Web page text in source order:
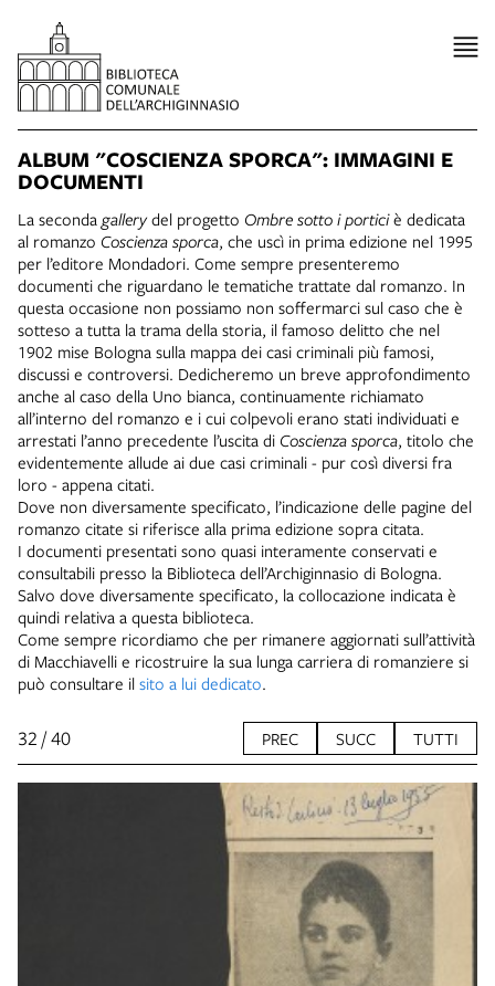
ALBUM "COSCIENZA SPORCA": IMMAGINI E
DOCUMENTI
La seconda gallerydel progetto Ombre sotto i porticiè dedicata
al romanzo Coscienza sporca, che uscì in prima edizione nel 1995
per l’editore Mondadori. Come sempre presenteremo
documenti che riguardano le tematiche trattate dal romanzo. In
questa occasione non possiamo non soffermarci sul caso che è
sotteso a tutta la trama della storia, il famoso delitto che nel
1902 mise Bologna sulla mappa dei casi criminali più famosi,
discussi e controversi. Dedicheremo un breve approfondimento
anche al caso della Uno bianca, continuamente richiamato
all’interno del romanzo e i cui colpevoli erano stati individuati e
arrestati l’anno precedente l’uscita di Coscienza sporca, titolo che
evidentemente allude ai due casi criminali - pur così diversi fra
loro - appena citati.
Dove non diversamente specificato, l’indicazione delle pagine del
romanzo citate si riferisce alla prima edizione sopra citata.
I documenti presentati sono quasi interamente conservati e
consultabili presso la Biblioteca dell’Archiginnasio di Bologna.
Salvo dove diversamente specificato, la collocazione indicata è
quindi relativa a questa biblioteca.
Come sempre ricordiamo che per rimanere aggiornati sull’attività
di Macchiavelli e ricostruire la sua lunga carriera di romanziere si
può consultare il sito a lui dedicato.
32 / 40 PREC SUCC TUTTI